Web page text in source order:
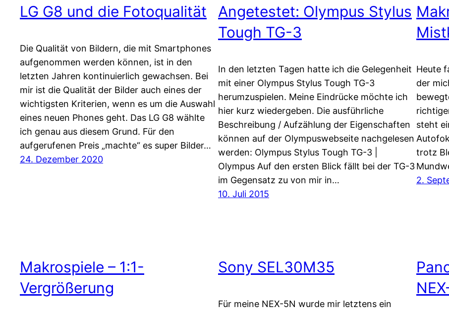
LG G8 und die Fotoqualität
Die Qualität von Bildern, die mit Smartphones
aufgenommen werden können, ist in den
letzten Jahren kontinuierlich gewachsen. Bei
mir ist die Qualität der Bilder auch eines der
wichtigsten Kriterien, wenn es um die Auswahl
eines neuen Phones geht. Das LG G8 wählte
ich genau aus diesem Grund. Für den
aufgerufenen Preis „machte“ es super Bilder…
24. Dezember 2020
Angetestet: Olympus Stylus
Tough TG-3
In den letzten Tagen hatte ich die Gelegenheit
mit einer Olympus Stylus Tough TG-3
herumzuspielen. Meine Eindrücke möchte ich
hier kurz wiedergeben. Die ausführliche
Beschreibung / Aufzählung der Eigenschaften
können auf der Olympuswebseite nachgelesen
werden: Olympus Stylus Tough TG-3 |
Olympus Auf den ersten Blick fällt bei der TG-3
im Gegensatz zu von mir in…
10. Juli 2015
Heute
der
steht
trotz
2.
Makrospiele – 1:1-
Vergrößerung
Sony SEL30M35
Für meine NEX-5N wurde mir letztens ein